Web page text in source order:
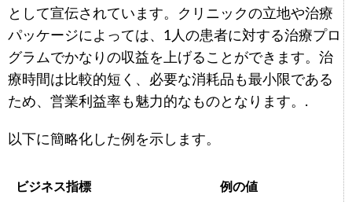
として宣伝されています。クリニックの立地や治療
パッケージによっては、1人の患者に対する治療プロ
グラムでかなりの収益を上げることができます。治
療時間は比較的短く、必要な消耗品も最小限である
ため、営業利益率も魅力的なものとなります。.
以下に簡略化した例を示します。
ビジネス指標 例の値